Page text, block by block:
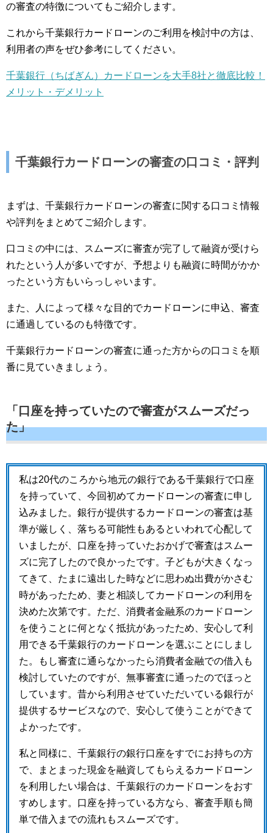
の審査の特徴についてもご紹介します。
これから千葉銀行カードローンのご利用を検討中の方は、
利用者の声をぜひ参考にしてください。
千葉銀行（ちばぎん）カードローンを大手8社と徹底比較！
メリット・デメリット
千葉銀行カードローンの審査の口コミ・評判
まずは、千葉銀行カードローンの審査に関する口コミ情報
や評判をまとめてご紹介します。
口コミの中には、スムーズに審査が完了して融資が受けら
れたという人が多いですが、予想よりも融資に時間がかか
ったという方もいらっしゃいます。
また、人によって様々な目的でカードローンに申込、審査
に通過しているのも特徴です。
千葉銀行カードローンの審査に通った方からの口コミを順
番に見ていきましょう。
「口座を持っていたので審査がスムーズだっ
た」
私は20代のころから地元の銀行である千葉銀行で口座
を持っていて、今回初めてカードローンの審査に申し
込みました。銀行が提供するカードローンの審査は基
準が厳しく、落ちる可能性もあるといわれて心配して
いましたが、口座を持っていたおかげで審査はスムー
ズに完了したので良かったです。子どもが大きくなっ
てきて、たまに遠出した時などに思わぬ出費がかさむ
時があったため、妻と相談してカードローンの利用を
決めた次第です。ただ、消費者金融系のカードローン
を使うことに何となく抵抗があったため、安心して利
用できる千葉銀行のカードローンを選ぶことにしまし
た。もし審査に通らなかったら消費者金融での借入も
検討していたのですが、無事審査に通ったのでほっと
しています。昔から利用させていただいている銀行が
提供するサービスなので、安心して使うことができて
よかったです。
私と同様に、千葉銀行の銀行口座をすでにお持ちの方
で、まとまった現金を融資してもらえるカードローン
を利用したい場合は、千葉銀行のカードローンをおす
すめします。口座を持っている方なら、審査手順も簡
単で借入までの流れもスムーズです。